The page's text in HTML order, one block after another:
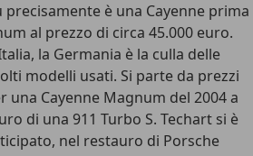
è una Cayenne prima
al prezzo di circa 45.000 euro.
la Germania è la culla delle
modelli usati. Si parte da prezzi
una Cayenne Magnum del 2004 a
di una 911 Turbo S. Techart si è
nel restauro di Porsche